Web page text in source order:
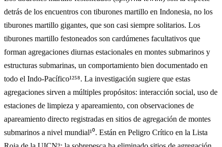
detrás de los encuentros con tiburones martillo en Indonesia, no los
tiburones martillo gigantes, que son casi siempre solitarios. Los
tiburones martillo festoneados son cardúmenes facultativos que
forman agregaciones diurnas estacionales en montes submarinos y
estructuras submarinas, un comportamiento bien documentado en
todo el Indo-Pacífico¹²⁵⁸. La investigación sugiere que estas
agregaciones sirven a múltiples propósitos: interacción social, uso de
estaciones de limpieza y apareamiento, con observaciones de
apareamiento directo registradas en sitios de agregación de montes
submarinos a nivel mundial¹⁰. Están en Peligro Crítico en la Lista